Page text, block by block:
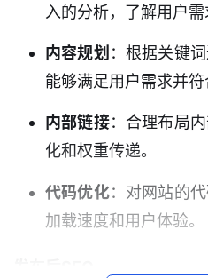
入的分析，了解用户需
内容规划 ：根据关键
能够满足用户需求并符
内部链接：合理布局
化和权重传递。
代码优化：对网站的
加载速度和用户体验。